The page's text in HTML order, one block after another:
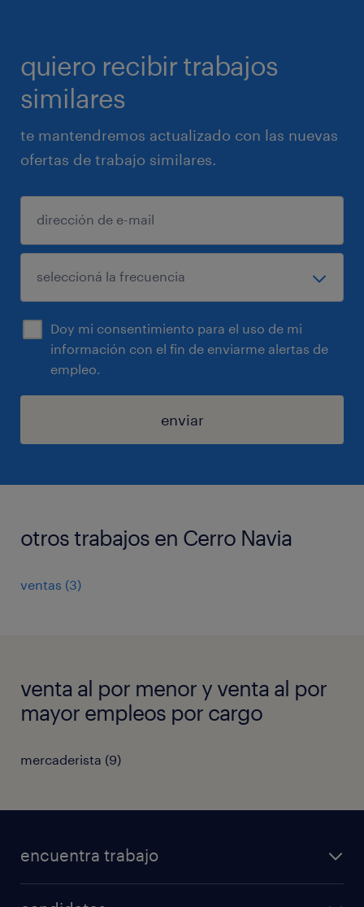
quiero recibir trabajos
similares
te mantendremos actualizado con las nuevas
ofertas de trabajo similares.
Doy mi consentimiento para el uso de mi
información con el fin de enviarme alertas de
empleo.
enviar
otros trabajos en Cerro Navia
ventas (3)
venta al por menor y venta al por
mayor empleos por cargo
mercaderista (9)
encuentra trabajo